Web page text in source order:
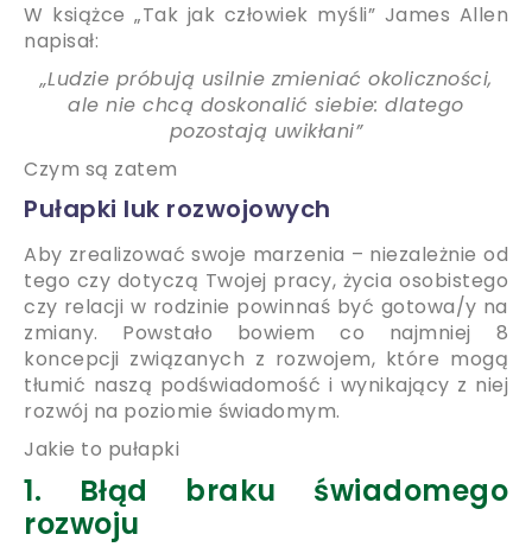
W książce „Tak jak człowiek myśli” James Allen
napisał:
„Ludzie próbują usilnie zmieniać okoliczności,
ale nie chcą doskonalić siebie: dlatego
pozostają uwikłani”
Czym są zatem
Pułapki luk rozwojowych
Aby zrealizować swoje marzenia – niezależnie od
tego czy dotyczą Twojej pracy, życia osobistego
czy relacji w rodzinie powinnaś być gotowa/y na
zmiany. Powstało bowiem co najmniej 8
koncepcji związanych z rozwojem, które mogą
tłumić naszą podświadomość i wynikający z niej
rozwój na poziomie świadomym.
Jakie to pułapki
1. Błąd braku świadomego
rozwoju